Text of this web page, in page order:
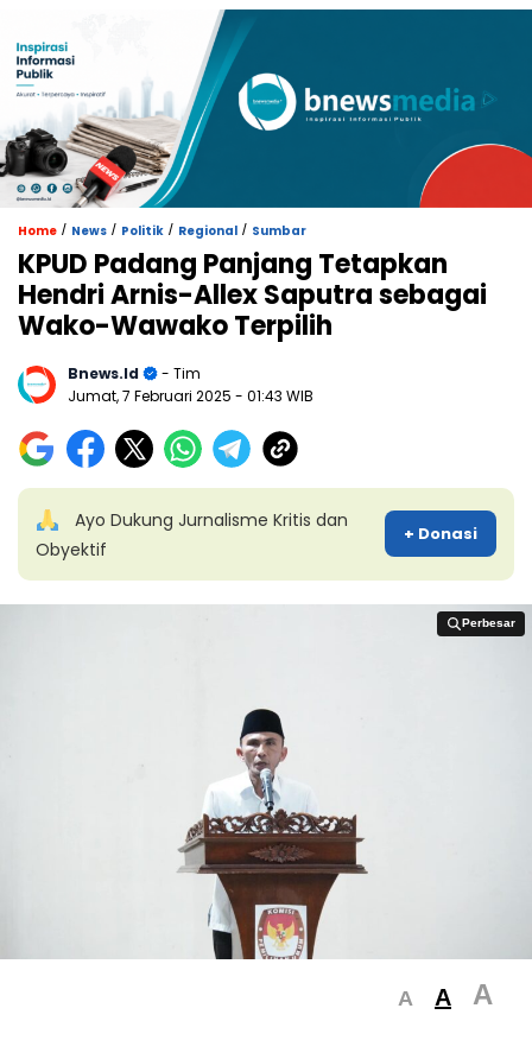
Home / News / Politik / Regional / Sumbar
KPUD Padang Panjang Tetapkan
Hendri Arnis-Allex Saputra sebagai
Wako-Wawako Terpilih
Bnews.id
- Tim
Jumat, 7 Februari 2025 - 01:43 WIB
Ayo Dukung Jurnalisme Kritis dan
Obyektif
+ Donasi
Perbesar
Perbesar
A A A